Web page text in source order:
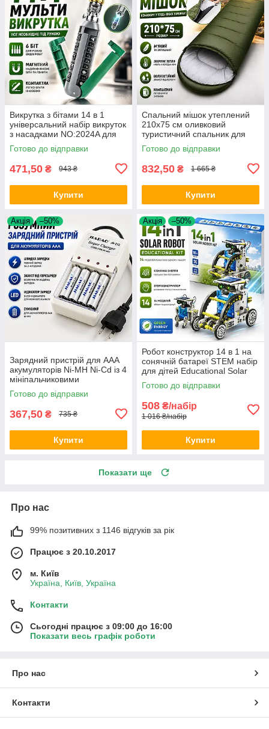
Викрутка з бітами 14 в 1
універсальний набір викруток
з насадками NO:2024A для
ремонту меблів дому та
техніки Opt City
Готово до відправки
471,50 ₴ 943 ₴
Купити
Спальний мішок утеплений
210х75 см оливковий
туристичний спальник для
кемпінгу походів і риболовлі
Opt City
Готово до відправки
832,50 ₴ 1 665 ₴
Купити
Акція –50%
Зарядний пристрій для AAA
акумуляторів Ni-MH Ni-Cd із 4
мініпальчиковими
елементами живлення в
комплекті універсальна Opt
Готово до відправки
367,50 ₴ 735 ₴
Купити
Акція –50%
Робот конструктор 14 в 1 на
сонячній батареї STEM набір
для дітей Educational Solar
Robot навчальна іграшка Opt
City
Готово до відправки
508 ₴/набір
1 016 ₴/набір
Купити
Показати ще
Про нас
99% позитивних з 1146 відгуків за рік
Працює з 20.10.2017
м. Київ
Україна, Київ, Україна
Контакти
Сьогодні працює з 09:00 до 16:00
Показати весь графік роботи
Про нас
Контакти